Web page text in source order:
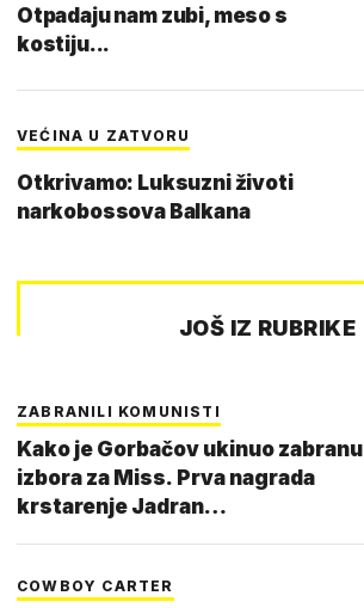
Otpadaju nam zubi, meso s
kostiju...
VEĆINA U ZATVORU
Otkrivamo: Luksuzni životi
narkobossova Balkana
JOŠ IZ RUBRIKE
ZABRANILI KOMUNISTI
Kako je Gorbačov ukinuo zabranu
izbora za Miss. Prva nagrada
krstarenje Jadran…
COWBOY CARTER